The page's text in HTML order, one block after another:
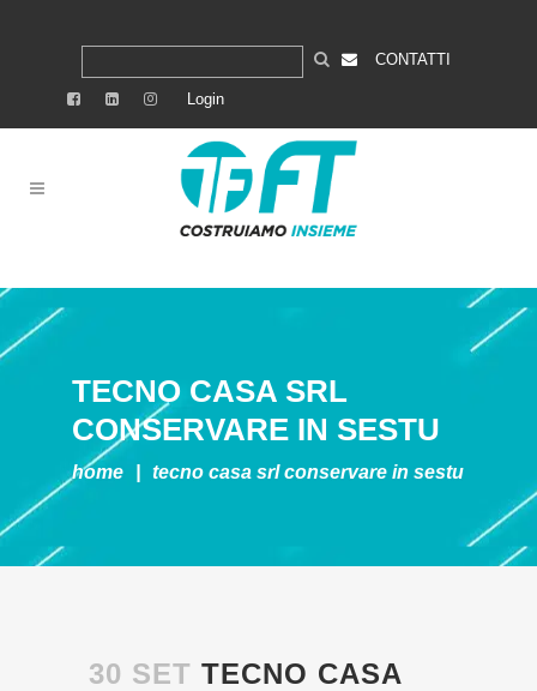
CONTATTI
Login
TECNO CASA SRL
CONSERVARE IN SESTU
home tecno casa srlconservare in sestu
30 SET TECNO CASA